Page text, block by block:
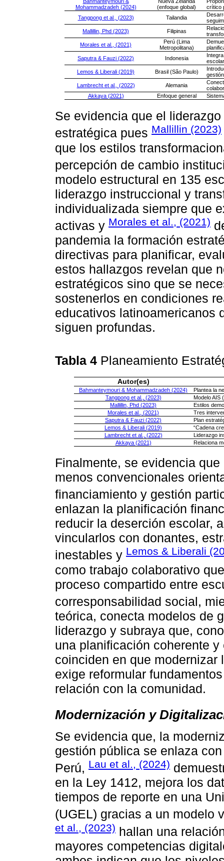
Mohammadzadeh (2024)
(enfoque global)
crítico
Tangpong et al., (2023)
Tailandia
Mallillin, Phd (2023)
Filipinas
Morales et al., (2021)
Perú (Lima
Metropolitana)
Saputra & Fauzi (2022)
Indonesia
Lemos & Liberali (2019)
Brasil (São Paulo)
Lambrecht et al., (2022)
Alemania
Akkaya (2021)
Enfoque general
Se evidencia que el
estratégica pues Mallillin (2023)
que los estilos
percepción de cambio
modelo estructural en 135
liderazgo instruccional y
individualizada siempre que
activas y Morales et al., (2021)
pandemia la formación
directivas para planificar,
estos hallazgos revelan que
estratégicos sino que se
sostenerlos en condiciones
educativos latinoamericanos
siguen profundas.
Tabla 4 Planeamiento
Autor(es)
Bahmanteymouri & Mohammadzadeh (2024)
Plantea la
Tangpong et al., (2023)
Modelo AIS
Mallillin, Phd (2023)
Estilos
Morales et al., (2021)
Tres
Saputra & Fauzi (2022)
Plan
Lemos & Liberali (2019)
“Cadena
Lambrecht et al., (2022)
Liderazgo
Akkaya (2021)
Relaciona
Finalmente, se evidencia
menos convencionales
financiamiento y gestión
enlazan la planificación
reducir la deserción escolar,
vincularlos con donantes,
inestables y Lemos & Liberali
como trabajo colaborativo
proceso compartido entre
corresponsabilidad social,
teórica, conecta modelos de
liderazgo y subraya que,
una planificación coherente
coinciden en que
exige reformular
relación con la comunidad.
Modernización y
Se evidencia que, la
gestión pública se enlaza
Perú, Lau et al., (2024)
en la Ley 1412, mejora los
tiempos de reporte en una
(UGEL) gracias a un modelo
et al., (2023) hallan una
mayores competencias